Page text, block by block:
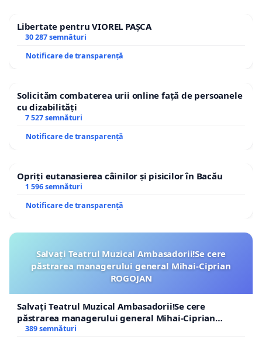
Libertate pentru VIOREL PAȘCA
30 287 semnături
Notificare de transparență
Solicităm combaterea urii online față de persoanele
cu dizabilități
7 527 semnături
Notificare de transparență
Opriți eutanasierea câinilor și pisicilor în Bacău
1 596 semnături
Notificare de transparență
Salvați Teatrul Muzical Ambasadorii!Se cere
păstrarea managerului general Mihai-Ciprian
ROGOJAN
Salvați Teatrul Muzical Ambasadorii!Se cere
păstrarea managerului general Mihai-Ciprian
ROGOJAN
389 semnături